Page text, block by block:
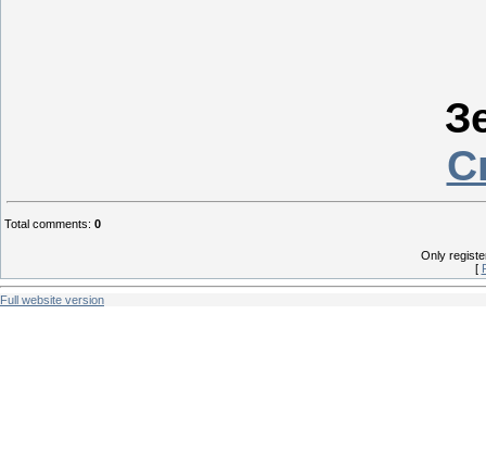
Total comments: 0
Only
[
Full website version